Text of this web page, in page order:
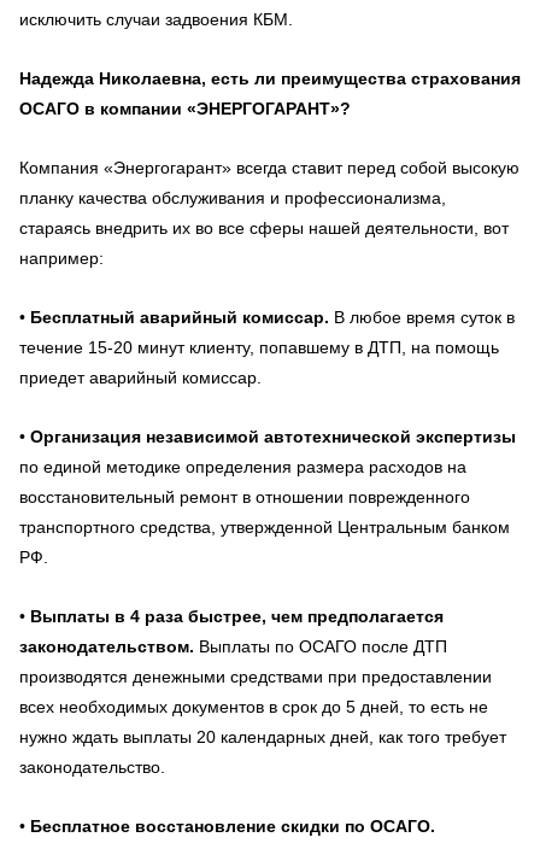
исключить случаи задвоения КБМ.
Надежда Николаевна, есть ли преимущества страхования
ОСАГО в компании «ЭНЕРГОГАРАНТ»?
Компания «Энергогарант» всегда ставит перед собой высокую
планку качества обслуживания и профессионализма,
стараясь внедрить их во все сферы нашей деятельности, вот
например:
• Бесплатный аварийный комиссар. В любое время суток в
течение 15-20 минут клиенту, попавшему в ДТП, на помощь
приедет аварийный комиссар.
• Организация независимой автотехнической экспертизы
по единой методике определения размера расходов на
восстановительный ремонт в отношении поврежденного
транспортного средства, утвержденной Центральным банком
РФ.
• Выплаты в 4 раза быстрее, чем предполагается
законодательством. Выплаты по ОСАГО после ДТП
производятся денежными средствами при предоставлении
всех необходимых документов в срок до 5 дней, то есть не
нужно ждать выплаты 20 календарных дней, как того требует
законодательство.
• Бесплатное восстановление скидки по ОСАГО.